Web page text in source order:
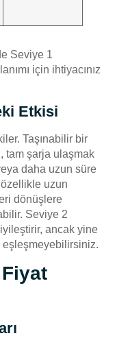
Seviye 1
için ihtiyacınız
Etkisi
Taşınabilir bir
tam şarja ulaşmak
daha uzun süre
özellikle uzun
dönüşlere
Seviye 2
ancak yine
eşleşmeyebilirsiniz.